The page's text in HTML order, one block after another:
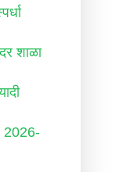
शाळा
2026-